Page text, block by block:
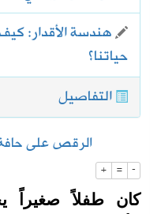
هندسة الأقدار:
حياتنا؟
التفاصيل
الرقص على
+ = -
كان طفلاً صغيراً